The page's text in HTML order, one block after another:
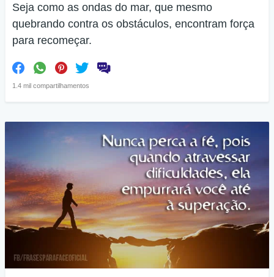
Seja como as ondas do mar, que mesmo
quebrando contra os obstáculos, encontram força
para recomeçar.
1.4 mil compartilhamentos